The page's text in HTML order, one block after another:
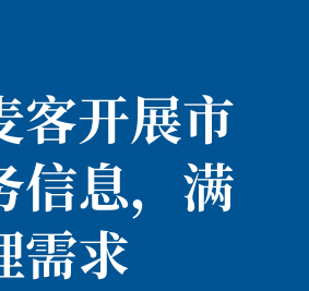
客开展市
信息，满
需求